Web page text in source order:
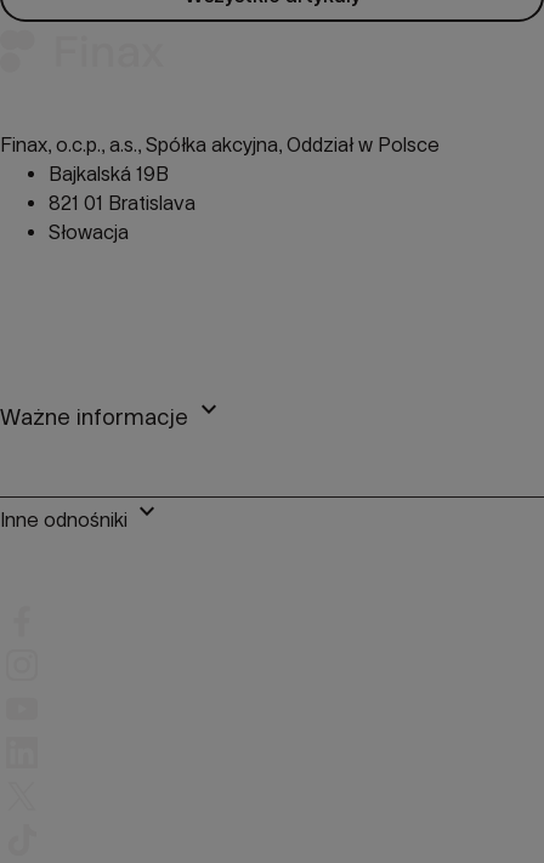
Finax, o.c.p., a.s., Spółka akcyjna, Oddział w Polsce
Bajkalská 19B
821 01 Bratislava
Słowacja
Ważne informacje keyboard_arrow_down
Inne odnośniki keyboard_arrow_down